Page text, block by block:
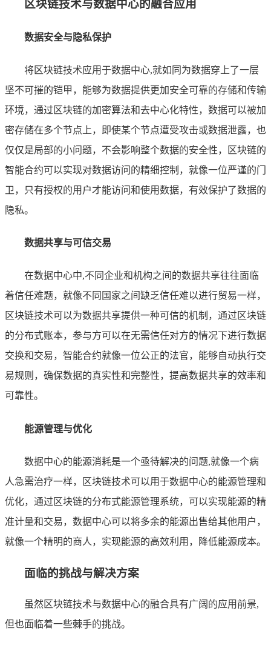
区块链技术与数据中心的融合应用
数据安全与隐私保护
将区块链技术应用于数据中心,就如同为数据穿上了一层
坚不可摧的铠甲，能够为数据提供更加安全可靠的存储和传输
环境，通过区块链的加密算法和去中心化特性，数据可以被加
密存储在多个节点上，即使某个节点遭受攻击或数据泄露，也
仅仅是局部的小问题，不会影响整个数据的安全性，区块链的
智能合约可以实现对数据访问的精细控制，就像一位严谨的门
卫，只有授权的用户才能访问和使用数据，有效保护了数据的
隐私。
数据共享与可信交易
在数据中心中,不同企业和机构之间的数据共享往往面临
着信任难题，就像不同国家之间缺乏信任难以进行贸易一样，
区块链技术可以为数据共享提供一种可信的机制，通过区块链
的分布式账本，参与方可以在无需信任对方的情况下进行数据
交换和交易，智能合约就像一位公正的法官，能够自动执行交
易规则，确保数据的真实性和完整性，提高数据共享的效率和
可靠性。
能源管理与优化
数据中心的能源消耗是一个亟待解决的问题,就像一个病
人急需治疗一样，区块链技术可以用于数据中心的能源管理和
优化，通过区块链的分布式能源管理系统，可以实现能源的精
准计量和交易，数据中心可以将多余的能源出售给其他用户，
就像一个精明的商人，实现能源的高效利用，降低能源成本。
面临的挑战与解决方案
虽然区块链技术与数据中心的融合具有广阔的应用前景,
但也面临着一些棘手的挑战。